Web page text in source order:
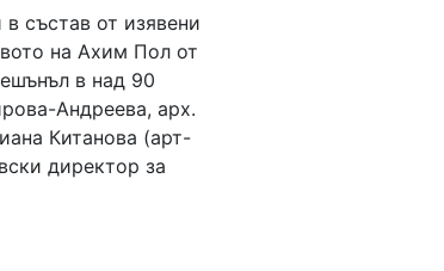
състав от изявени
на Ахим Пол от
в над 90
Андреева, арх.
Китанова (арт-
директор за